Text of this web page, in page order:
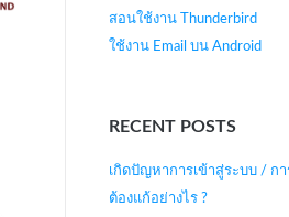
สอนใช้งาน Thunderbird
ใช้งาน Email บน Android
RECENT POSTS
เกิดปัญหาการเข้าสู่ระบบ / ก
ต้องแก้อย่างไร ?